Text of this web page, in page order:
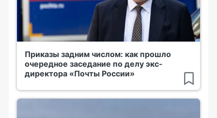
Приказы задним числом: как прошло
очередное заседание по делу экс-
директора «Почты России»